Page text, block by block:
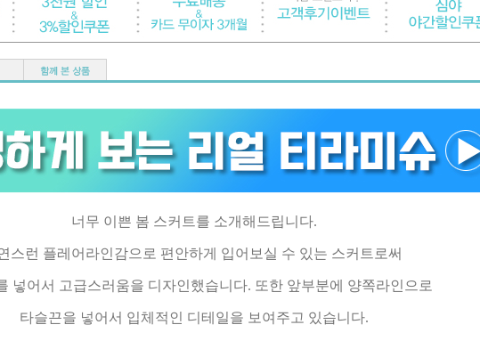
너무 이쁜 봄 스커트를 소개해드립니다.
스런 플레어라인감으로 편안하게 입어보실 수 있는 스커트로써
넣어서 고급스러움을 디자인했습니다. 또한 앞부분에 양쪽라인으로
타슬끈을 넣어서 입체적인 디테일을 보여주고 있습니다.